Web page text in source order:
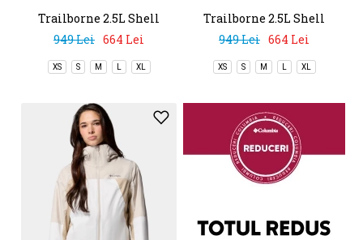
Trailborne 2.5L Shell
949 Lei 664 Lei
XS S M L XL
Trailborne 2.5L Shell
949 Lei 664 Lei
XS S M L XL